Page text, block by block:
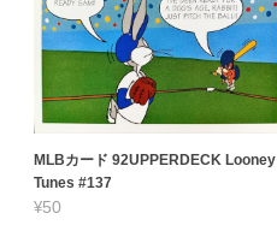
MLBカード 92UPPERDECK Looney
Tunes #137
¥50